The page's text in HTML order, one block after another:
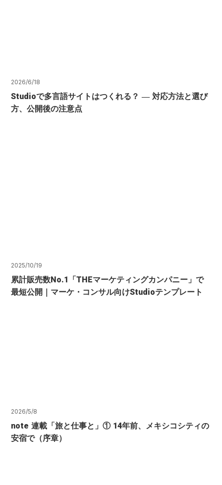
2026/6/18
Studioで多言語サイトはつくれる？ ― 対応方法と選び
方、公開後の注意点
2025/10/19
累計販売数No.1「THEマーケティングカンパニー」で
最短公開｜マーケ・コンサル向けStudioテンプレート
2026/5/8
note 連載「旅と仕事と」① 14年前、メキシコシティの
安宿で（序章）